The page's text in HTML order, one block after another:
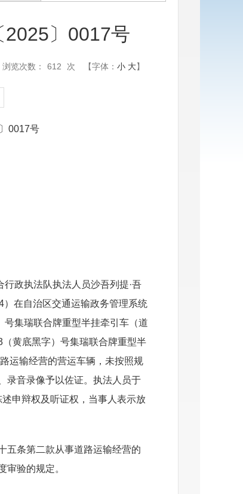
〕0017号
浏览次数： 612 次 【字体： 小 大】
0017号
政执法队执法人员沙吾列提·吾
在自治区交通运输政务管理系统
号集瑞联合牌重型半挂牵引车（道
（黄底黑字）号集瑞联合牌重型半
运输经营的营运车辆，未按照规
录音录像予以佐证。执法人员于
申辩权及听证权，当事人表示放
五条第二款从事道路运输经营的
审验的规定。